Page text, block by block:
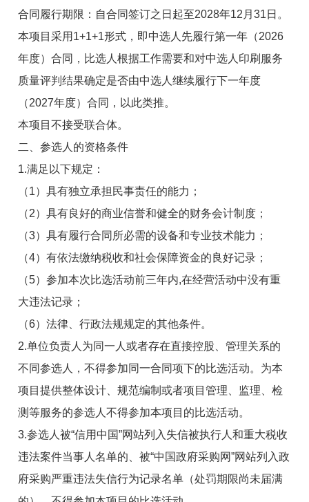
合同履行期限 ：自合同签订之日起至2028年12 月31 日。
本项目采用 1+1+1形式，即中选人先履行第一年（2026
年度）合同，比选人根据工作需要和对中选人印刷服务
质量评判结果确定是否由中选人继续履行下一年度
（2027年度）合同，以此类推。
本项目不接受联合体。
二、参选人 的资格条件
1.满足 以下规定：
（1）具有独立承担民事责任的能力；
（2）具有良好的商业信誉和健全的财务会计制度；
（3）具有履行合同所必需的设备和专业技术能力；
（4）有依法缴纳税收和社会保障资金的良好记录；
（5）参加本次比选活动前三年内,在经营活动中没有重
大违法记录；
（6）法律、行政法规规定的其他条件。
2.单位负责人为同一人或者存在直接控股、管理关系的
不同参选人 ，不得参加同一合同项下的比选活动。为本
项目提供整体设计、规范编制或者项目管理、监理、检
测等服务的参选人不得参加本项目的比选活动。
3.参选人被“信用中国”网站列入失信被执行人和重大税收
违法案件当事人名单的、被“中国政府采购网”网站列入政
府采购严重违法失信行为记录名单（处罚期限尚未届满